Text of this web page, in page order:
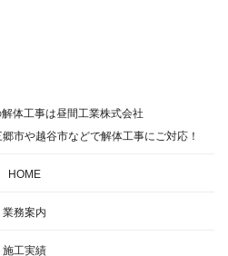
市や越谷市などで解体工事にご対応！
HOME
業務案内
施工実績